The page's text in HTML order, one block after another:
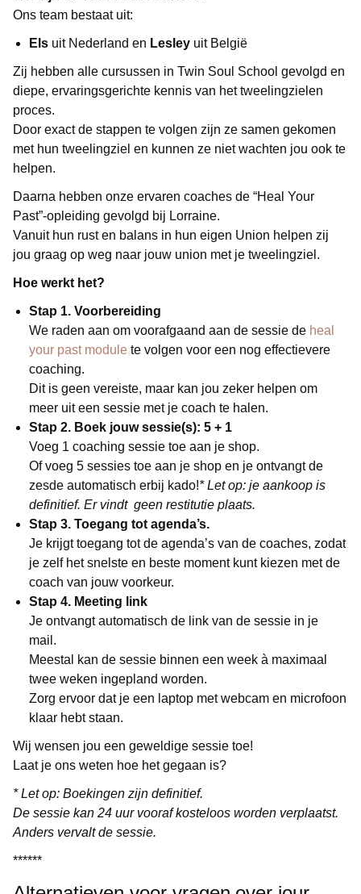
Ons team bestaat uit:
Els uit Nederland en Lesley uit België
Zij hebben alle cursussen in Twin Soul School gevolgd en
diepe, ervaringsgerichte kennis van het tweelingzielen
proces.
Door exact de stappen te volgen zijn ze samen gekomen
met hun tweelingziel en kunnen ze niet wachten jou ook te
helpen.
Daarna hebben onze ervaren coaches de “Heal Your
Past”-opleiding gevolgd bij Lorraine.
Vanuit hun rust en balans in hun eigen Union helpen zij
jou graag op weg naar jouw union met je tweelingziel.
Hoe werkt het?
Stap 1. Voorbereiding
We raden aan om voorafgaand aan de sessie de heal
your past module te volgen voor een nog effectievere
coaching.
Dit is geen vereiste, maar kan jou zeker helpen om
meer uit een sessie met je coach te halen.
Stap 2. Boek jouw sessie(s): 5 + 1
Voeg 1 coaching sessie toe aan je shop.
Of voeg 5 sessies toe aan je shop en je ontvangt de
zesde automatisch erbij kado!* Let op: je aankoop is
definitief. Er vindt geen restitutie plaats.
Stap 3. Toegang tot agenda’s.
Je krijgt toegang tot de agenda’s van de coaches, zodat
je zelf het snelste en beste moment kunt kiezen met de
coach van jouw voorkeur.
Stap 4. Meeting link
Je ontvangt automatisch de link van de sessie in je
mail.
Meestal kan de sessie binnen een week à maximaal
twee weken ingepland worden.
Zorg ervoor dat je een laptop met webcam en microfoon
klaar hebt staan.
Wij wensen jou een geweldige sessie toe!
Laat je ons weten hoe het gegaan is?
* Let op: Boekingen zijn definitief.
De sessie kan 24 uur vooraf kosteloos worden verplaatst.
Anders vervalt de sessie.
******